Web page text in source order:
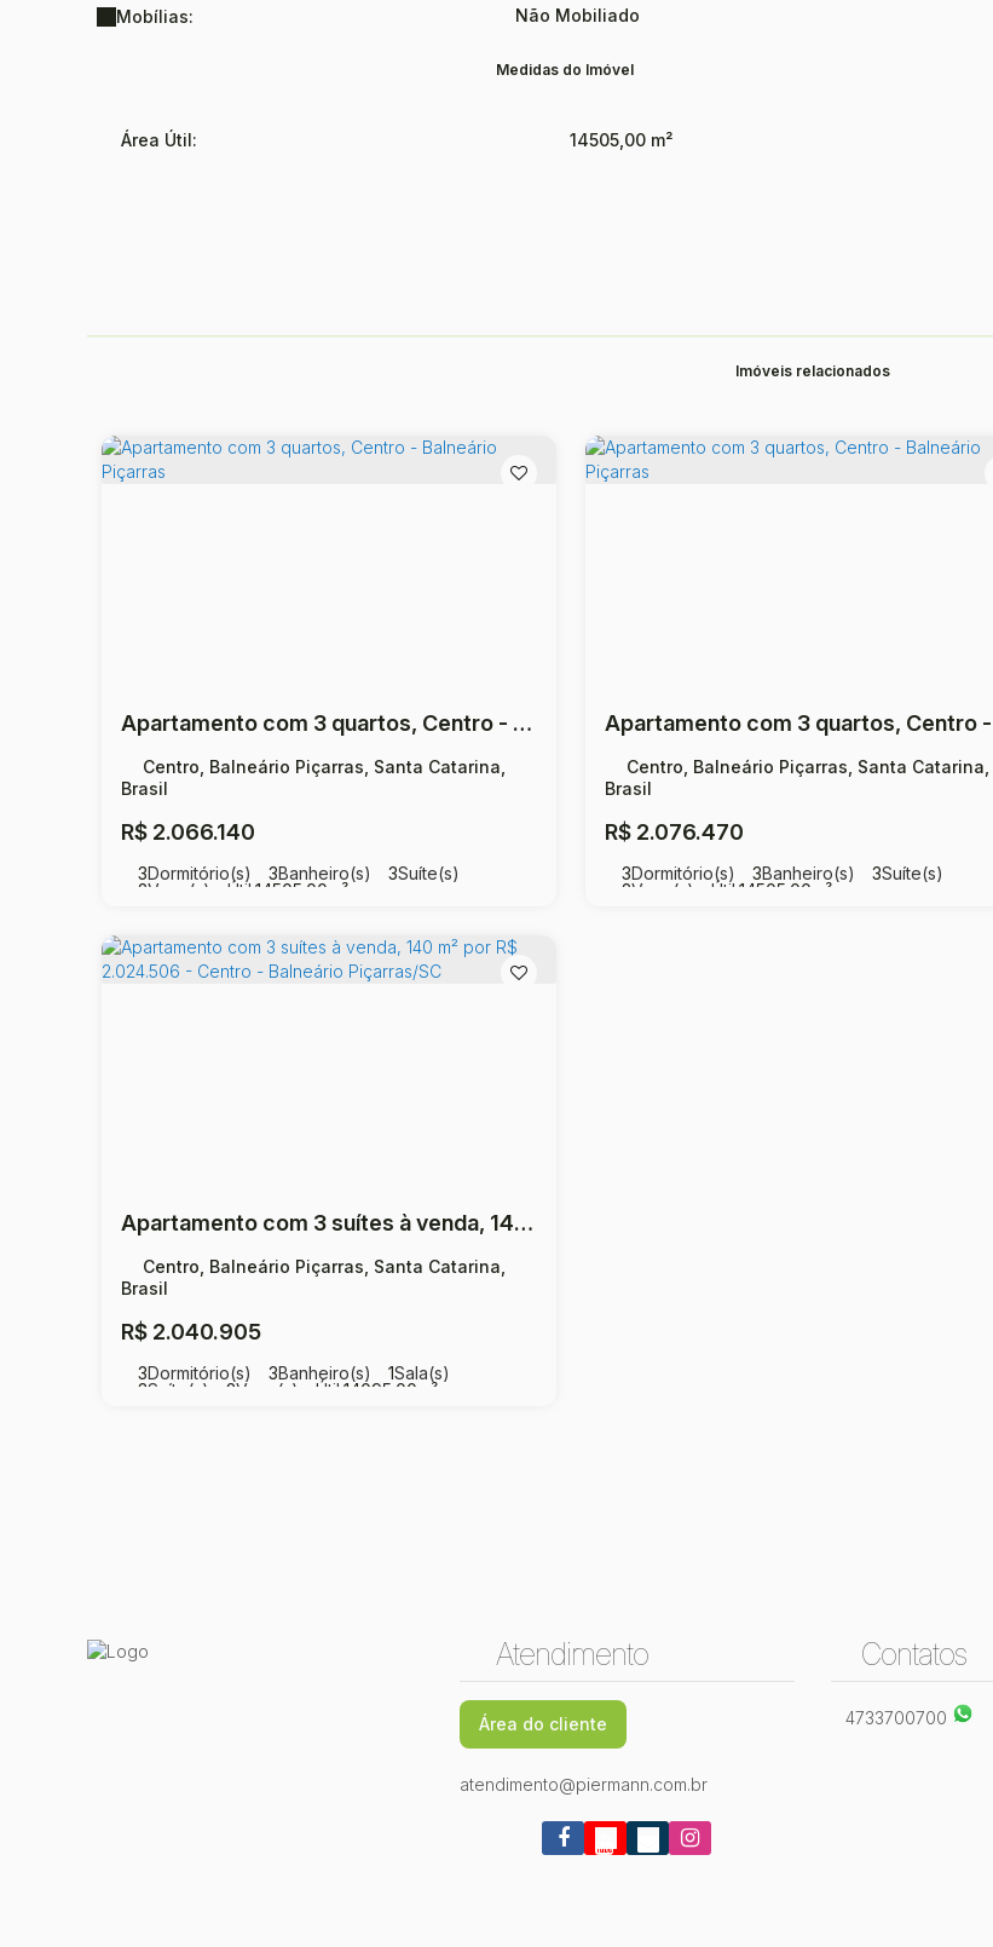
Mobílias:
Não Mobiliado
Medidas do Imóvel
Área Útil: 14505,00 m²
Imóveis relacionados
Apartamento com 3 quartos, Centro - Balneário Piçarras
R$ 2.066.140
Centro, Balneário Piçarras, Santa Catarina,
Brasil
3Dormitório(s) 3Banheiro(s) 3Suíte(s)
2Vaga(s) Útil: 14505 .00 m²
R$2.076.470
Centro, Balneário Piçarras, Santa Catarina,
Brasil
3Dormitório(s) 3Banheiro(s) 3Suíte(s)
2Vaga(s) Útil: 14505 .00 m²
Apartamento com 3 suítes à venda, 140 m² por R$ 2.024.506 - Centro - Balneário Piçarras/SC
R$ 2.040.905
Centro, Balneário Piçarras, Santa Catarina,
Brasil
3Dormitório(s) 3Banheiro(s) 1Sala(s)
3Suíte(s) 2Vaga(s) Útil: 14095 .00 m²
Atendimento
Área do cliente
atendimento@piermann.com.br
Contatos
4733700700